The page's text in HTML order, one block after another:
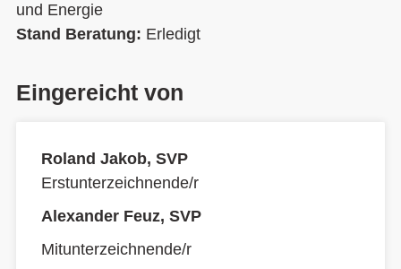
und Energie
Stand Beratung: Erledigt
Eingereicht von
Roland Jakob, SVP
Erstunterzeichnende/r
Alexander Feuz, SVP
Mitunterzeichnende/r